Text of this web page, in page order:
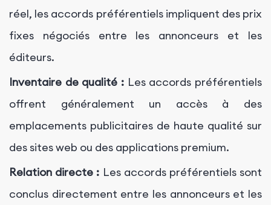
réel, les accords préférentiels impliquent des prix
fixes négociés entre les annonceurs et les
éditeurs.
Inventaire de qualité : Les accords préférentiels
offrent généralement un accès à des
emplacements publicitaires de haute qualité sur
des sites web ou des applications premium.
Relation directe : Les accords préférentiels sont
conclus directement entre les annonceurs et les